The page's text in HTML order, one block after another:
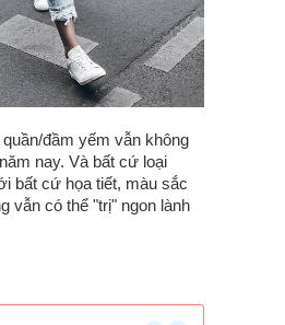
đầm yếm vẫn không
nay. Và bất cứ loại
bất cứ họa tiết, màu sắc
vẫn có thể "trị" ngon lành